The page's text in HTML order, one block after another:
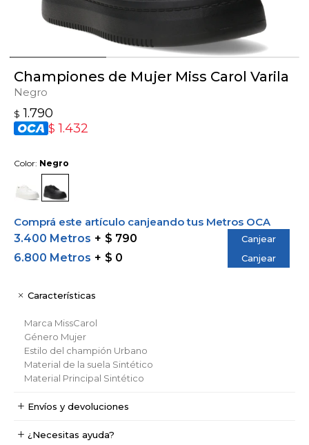
Championes de Mujer Miss Carol Varila
Negro
$ 1.790
$ 1.432
Color: Negro
Comprá este artículo canjeando tus Metros OCA
3.400 Metros
$ 790 Canjear
6.800 Metros $ 0 Canjear
Características
Marca MissCarol
Género Mujer
Estilo del champión Urbano
Material de la suela Sintético
Material Principal Sintético
Envíos y devoluciones
¿Necesitas ayuda?